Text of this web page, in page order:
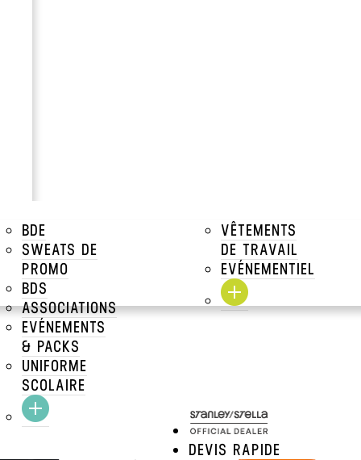
BDE
SWEATS DE
PROMO
BDS
ASSOCIATIONS
EVÉNEMENTS
& PACKS
UNIFORME
SCOLAIRE
VÊTEMENTS
DE TRAVAIL
EVÉNEMENTIEL
DEVIS RAPIDE
de
pour tous les métiers, tous les projets, dans
POLO DELUXE